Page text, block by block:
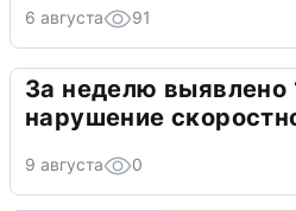
6 августа 91
За неделю выявлено
нарушение
9 августа 0